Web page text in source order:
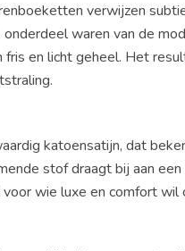
verwijzen
waren van de
en licht geheel. Het
katoensatijn, dat
stof draagt bij aan
wie luxe en comfort wil